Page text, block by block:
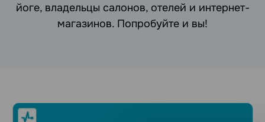
йоге, владельцы салонов, отелей и интернет-
магазинов. Попробуйте и вы!